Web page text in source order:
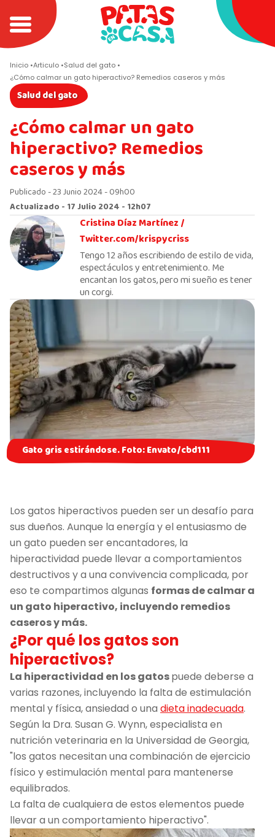
Inicio Articulo Salud del gato
¿Cómo calmar un gato hiperactivo? Remedios caseros y más
Salud del gato
¿Cómo calmar un gato
hiperactivo? Remedios
caseros y más
Publicado - 23 Junio 2024 - 09h00
Actualizado - 17 Julio 2024 - 12h07
Cristina Díaz Martínez /
Twitter.com/krispycriss
Tengo 12 años escribiendo de estilo de vida,
espectáculos y entretenimiento. Me
encantan los gatos, pero mi sueño es tener
un corgi.
Gato gris estirándose. Foto: Envato/cbd111
Los gatos hiperactivos pueden ser un desafío para
sus dueños. Aunque la energía y el entusiasmo de
un gato pueden ser encantadores, la
hiperactividad puede llevar a comportamientos
destructivos y a una convivencia complicada, por
eso te compartimos algunas formas de calmar a
un gato hiperactivo, incluyendo remedios
caseros y más.
¿Por qué los gatos son
hiperactivos?
La hiperactividad en los gatospuede deberse a
varias razones, incluyendo la falta de estimulación
mental y física, ansiedad o una dieta inadecuada.
Según la Dra. Susan G. Wynn, especialista en
nutrición veterinaria en la Universidad de Georgia,
"los gatos necesitan una combinación de ejercicio
físico y estimulación mental para mantenerse
equilibrados.
La falta de cualquiera de estos elementos puede
llevar a un comportamiento hiperactivo".